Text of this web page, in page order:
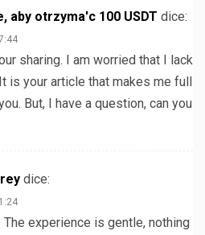
aby otrzyma'c 100 USDT dice:
sharing. I am worried that I lack
is your article that makes me full
But, I have a question, can you
dice:
The experience is gentle, nothing